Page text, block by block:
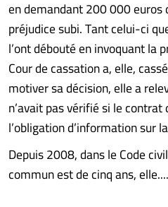
en demandant 200 000 euros
préjudice subi. Tant celui-ci
l’ont débouté en invoquant la
Cour de cassation a, elle,
motiver sa décision, elle a
n’avait pas vérifié si le
l’obligation d’information sur
Depuis 2008, dans le Code
commun est de cinq ans,